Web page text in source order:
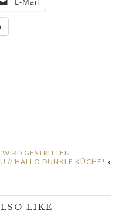
GESTRITTEN
// HALLO DUNKLE KÜCHE! »
LIKE